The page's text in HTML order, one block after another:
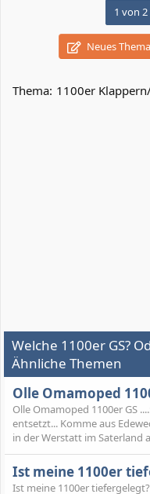
:
1 von 2
Neues
Thema: 1100er
Welche 1100er GS?
Ähnliche Themen
Olle Omamoped
Olle Omamoped 1100er GS
entsetzt... Komme aus
in der Werstatt im Saterland
Ist meine 1100er
Ist meine 1100er